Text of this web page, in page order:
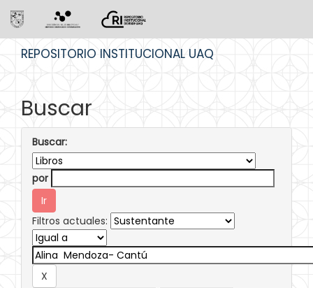
REPOSITORIO INSTITUCIONAL UAQ
Buscar
Buscar:
por
Filtros actuales: